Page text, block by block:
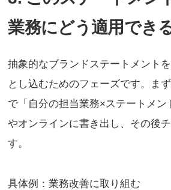
業務にどう適用でき
抽象的なブランドステートメント
とし込むためのフェーズです。ま
で「自分の担当業務×ステートメン
やオンラインに書き出し、その後
す。
具体例：業務改善に取り組む